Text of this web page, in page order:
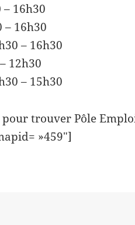
16h30
– 16h30
– 16h30
12h30
– 15h30
trouver Pôle
»459″]